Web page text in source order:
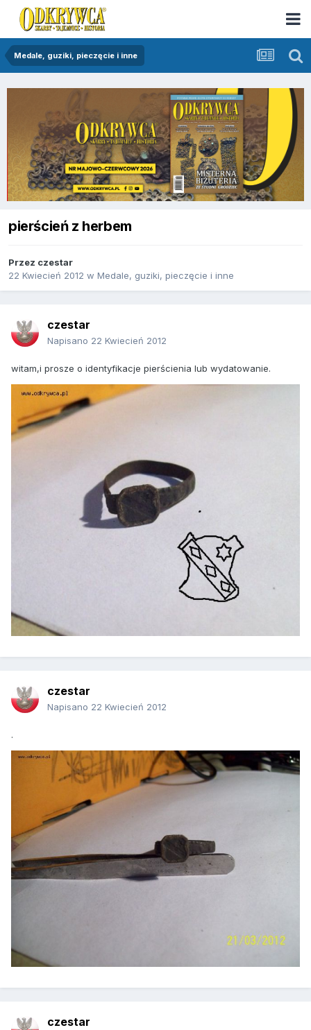
Medale, guziki, pieczęcie i inne
pierścień z herbem
Przez czestar
22 Kwiecień 2012 w Medale, guziki, pieczęcie i inne
czestar
Napisano 22 Kwiecień 2012
witam,i prosze o identyfikacje pierścienia lub wydatowanie.
czestar
Napisano 22 Kwiecień 2012
.
czestar